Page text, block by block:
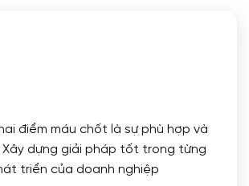
điểm máu chốt là sự phù hợp và
Xây dựng giải pháp tốt trong từng
triển của doanh nghiệp